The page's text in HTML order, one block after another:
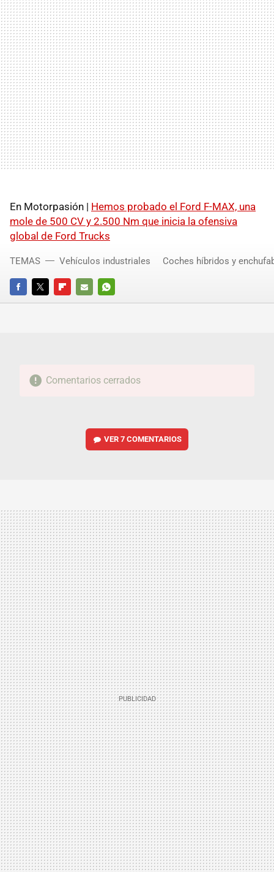
En Motorpasión | Hemos probado el Ford F-MAX, una
mole de 500 CV y 2.500 Nm que inicia la ofensiva
global de Ford Trucks
FACEBOOKTWITTERFLIPBOARD
E-
WHATSAPP
TEMAS Vehículos industriales Coches híbridos y
Comentarios cerrados
VER7 COMENTARIOS